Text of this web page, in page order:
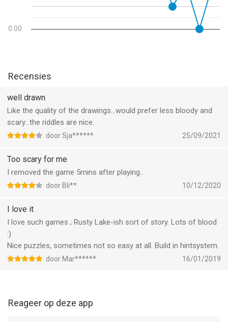
0.00
Recensies
well drawn
Like the quality of the drawings…would prefer less bloody and
scary…the riddles are nice.
door Sja****** 25/09/2021
Too scary for me
I removed the game 5mins after playing..
door Bli** 10/12/2020
I love it
I love such games ; Rusty Lake-ish sort of story. Lots of blood
:)
Nice puzzles, sometimes not so easy at all. Build in hintsystem.
door Mar****** 16/01/2019
Reageer op deze app